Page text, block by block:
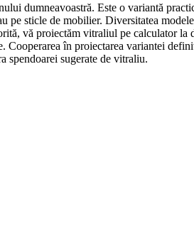
dumneavoastră. Este o variantă
sticle de mobilier. Diversitatea
vă proiectăm vitraliul pe calculator
în proiectarea variantei
spendoarei sugerate de vitraliu.